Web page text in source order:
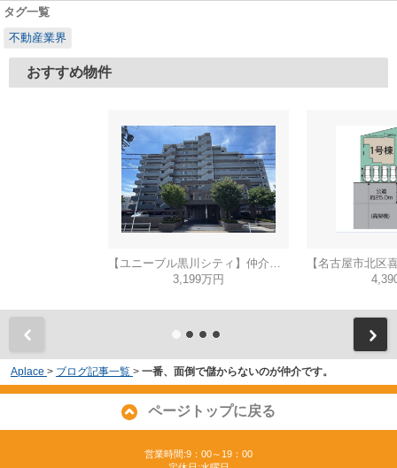
タグ一覧
不動産業界
おすすめ物件
3,199万円
Aplace > ブログ記事一覧 > 一番、面倒で儲からないのが仲介です。
ページトップに戻る
営業時間:9：00～19：00